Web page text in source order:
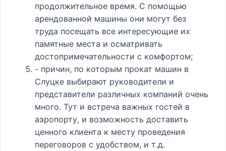
продолжительное время. С помощью
арендованной машины они могут без
труда посещать все интересующие их
памятные места и осматривать
достопримечательности с комфортом;
- причин, по которым прокат машин в
Слуцке выбирают руководители и
представители различных компаний очень
много. Тут и встреча важных гостей в
аэропорту, и возможность доставить
ценного клиента к месту проведения
переговоров с удобством, и т.д.